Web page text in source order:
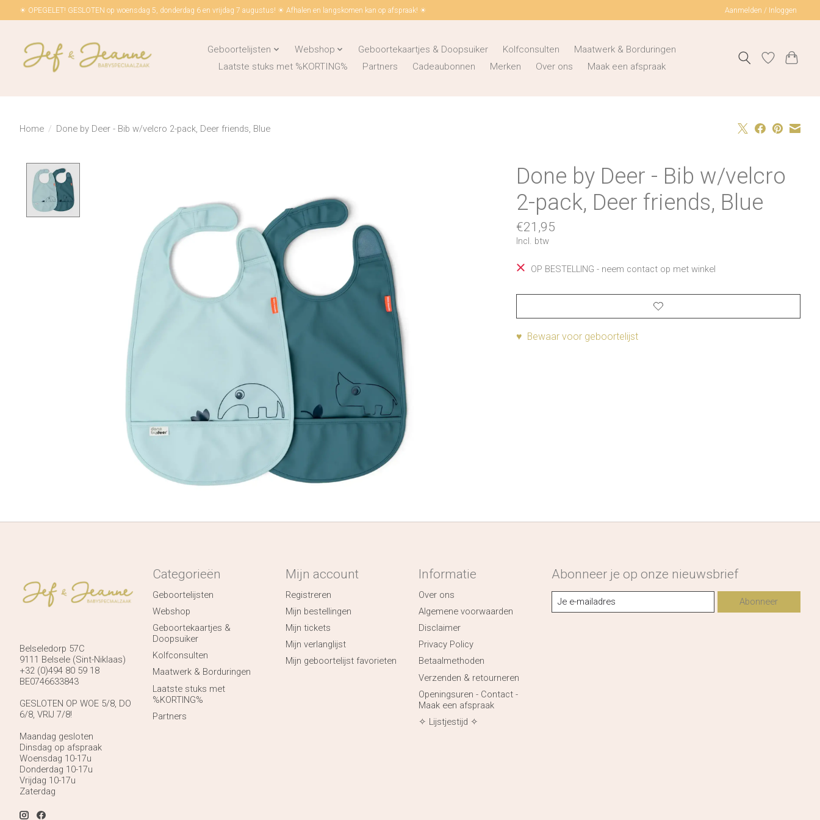
☀ OPEGELET! GESLOTEN op woensdag 5, donderdag 6 en vrijdag 7 augustus! ☀ Afhalen en langskomen kan op afspraak! ☀ Aanmelden / Inloggen
Geboortelijsten Webshop Geboortekaartjes & Doopsuiker Kolfconsulten
Maatwerk & Borduringen
Laatste stuks met %KORTING%
Partners Cadeaubonnen Merken Over ons Maak een afspraak
Home / Done by Deer - Bib w/velcro 2-pack, Deer friends, Blue
Done by Deer - Bib w/velcro
2-pack, Deer friends, Blue
€21,95
Incl. btw
OP BESTELLING - neem contact op met winkel
♥ Bewaar voor geboortelijst
Belseledorp 57C
9111 Belsele (Sint-Niklaas)
+32 (0)494 80 59 18
BE0746633843
GESLOTEN OP WOE 5/8, DO
6/8, VRIJ 7/8!
Maandag gesloten
Dinsdag op afspraak
Woensdag 10-17u
Donderdag 10-17u
Vrijdag 10-17u
Zaterdag
Categorieën
Geboortelijsten
Webshop
Geboortekaartjes &
Doopsuiker
Kolfconsulten
Maatwerk & Borduringen
Laatste stuks met
%KORTING%
Partners
Mijn account
Registreren
Mijn bestellingen
Mijn tickets
Mijn verlanglijst
Mijn geboortelijst favorieten
Informatie
Over ons
Algemene voorwaarden
Disclaimer
Privacy Policy
Betaalmethoden
Verzenden & retourneren
Openingsuren - Contact -
Maak een afspraak
✧ Lijstjestijd ✧
Abonneer je op onze nieuwsbrief
Abonneer